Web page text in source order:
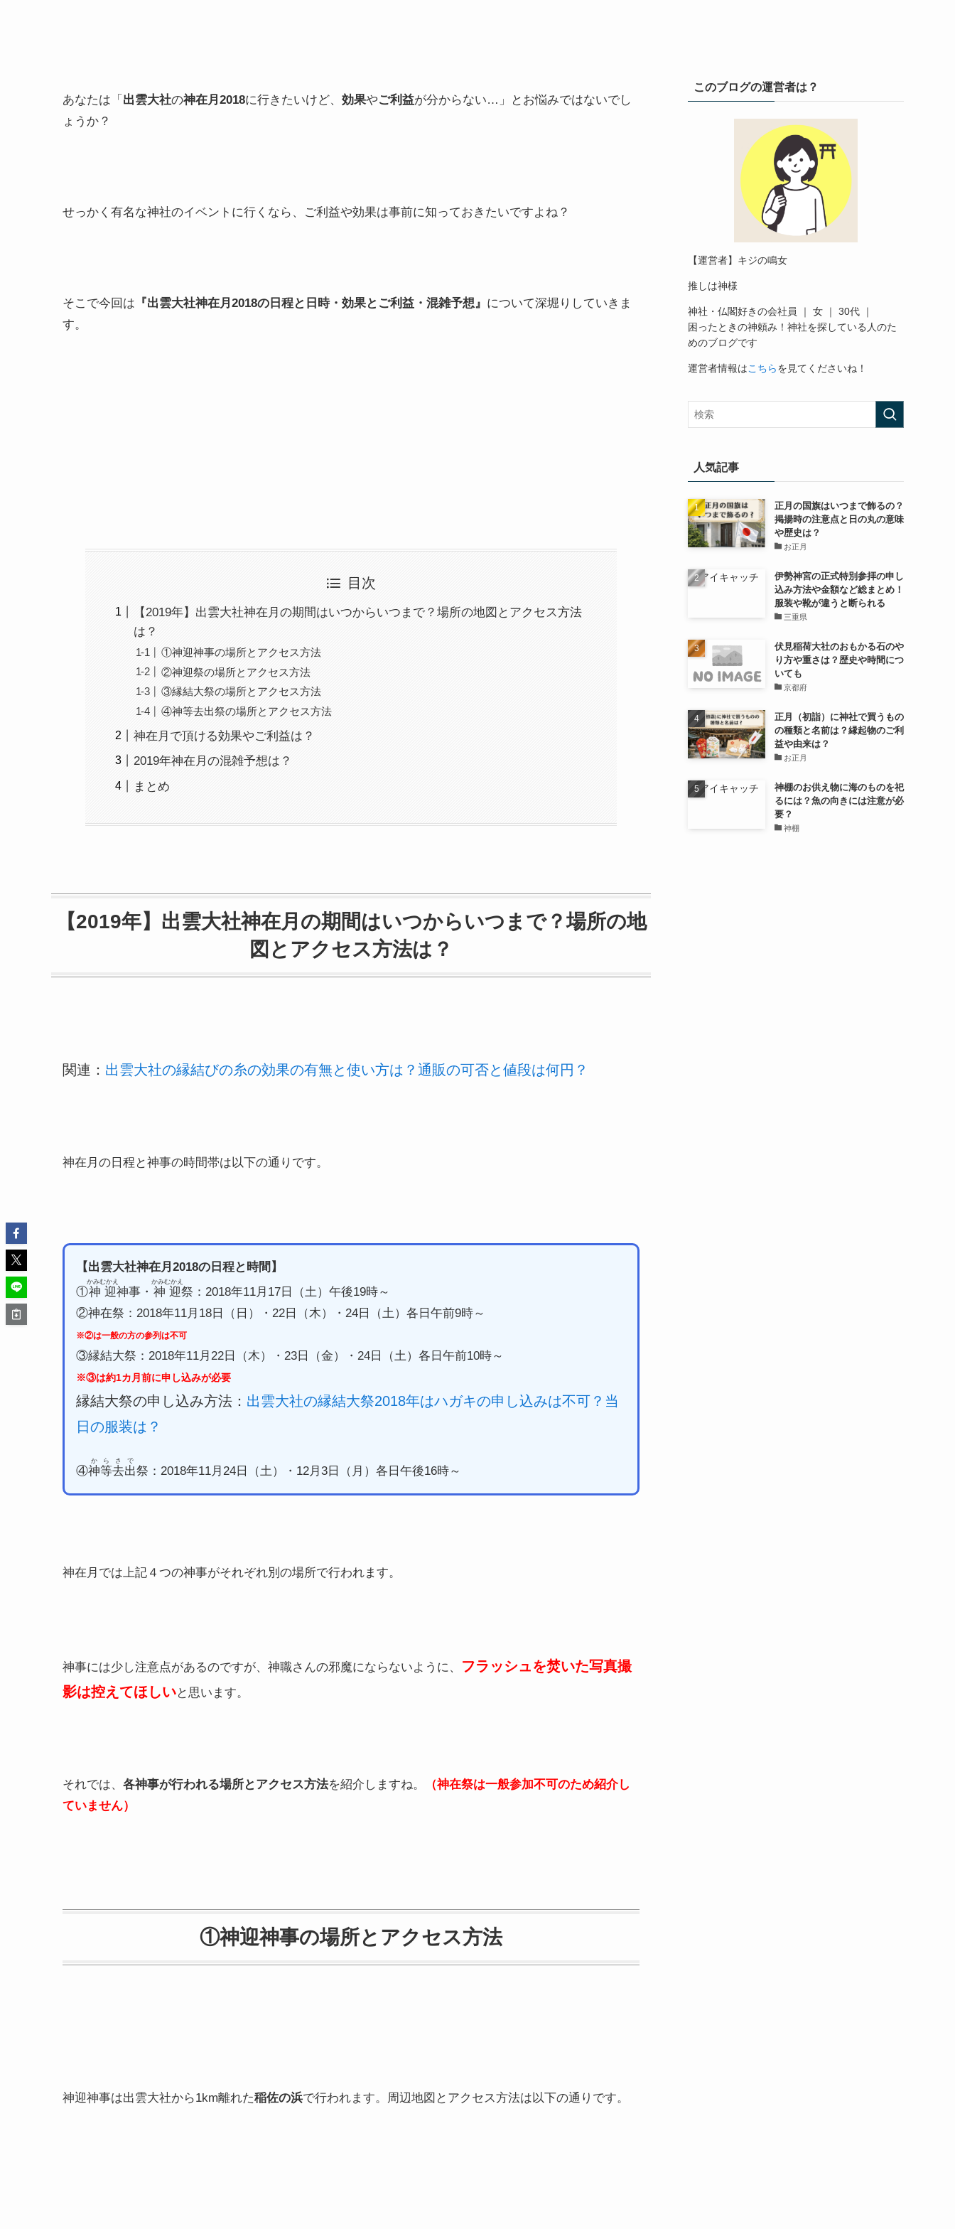
あなたは「 出雲大社の神在月2018に行きたいけど、 効果やご利益が分からない…」とお悩みではないでし
ょうか？
せっかく有名な神社のイベントに行くなら、ご利益や効果は事前に知っておきたいですよね？
そこで今回は 『出雲大社神在月2018の日程と日時・効果とご利益・混雑予想』 について深堀りしていきま
す。
目次
【2019年】出雲大社神在月の期間はいつからいつまで？場所の地図とアクセス方法
は？
①神迎神事の場所とアクセス方法
②神迎祭の場所とアクセス方法
③縁結大祭の場所とアクセス方法
④神等去出祭の場所とアクセス方法
神在月で頂ける効果やご利益は？
2019年神在月の混雑予想は？
まとめ
【2019年】出雲大社神在月の期間はいつからいつまで？場所の地
図とアクセス方法は？
関連： 出雲大社の縁結びの糸の効果の有無と使い方は？通販の可否と値段は何円？
神在月の日程と神事の時間帯は以下の通りです。
【出雲大社神在月2018の日程と時間】
①神迎
かみむかえ
神事・ 神迎
かみむかえ
祭：2018年11月17日（土）午後19時～
②神在祭：2018年11月18日（日）・22日（木）・24日（土）各日午前9時～
※②は一般の方の参列は不可
③縁結大祭：2018年11月22日（木）・23日（金）・24日（土）各日午前10時～
※③は約1カ月前に申し込みが必要
縁結大祭の申し込み方法： 出雲大社の縁結大祭2018年はハガキの申し込みは不可？当
日の服装は？
④神等去出
からさで
祭：2018年11月24日（土）・12月3日（月）各日午後16時～
神在月では上記４つの神事がそれぞれ別の場所で行われます。
神事には少し注意点があるのですが、神職さんの邪魔にならないように、
フラッシュを焚いた写真撮
影は控えてほしいと思います。
それでは、 各神事が行われる場所とアクセス方法を紹介しますね。
（神在祭は一般参加不可のため紹介し
ていません）
①神迎神事の場所とアクセス方法
神迎神事は出雲大社から1km離れた稲佐の浜で行われます。周辺地図とアクセス方法は以下の通りです。
このブログの運営者は？
【運営者】キジの鳴女
推しは神様
神社・仏閣好きの会社員 ｜ 女 ｜ 30代 ｜
困ったときの神頼み！神社を探している人のた
めのブログです
運営者情報はこちらを見てくださいね！
人気記事
正月の国旗はいつまで飾るの？
掲揚時の注意点と日の丸の意味
や歴史は？
お正月
伊勢神宮の正式特別参拝の申し
込み方法や金額など総まとめ！
服装や靴が違うと断られる
三重県
伏見稲荷大社のおもかる石のや
り方や重さは？歴史や時間につ
いても
京都府
正月（初詣）に神社で買うもの
の種類と名前は？縁起物のご利
益や由来は？
お正月
神棚のお供え物に海のものを祀
るには？魚の向きには注意が必
要？
神棚